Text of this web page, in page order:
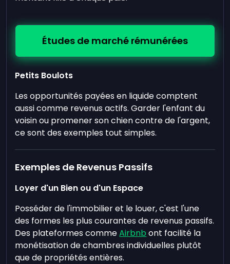
Études de marché rémunérées
Petits Boulots
Les opportunités payées en liquide comptent
aussi comme revenus actifs. Garder l'enfant du
voisin ou promener son chien contre de l'argent,
ce sont des exemples tout simples.
Exemples de Revenus Passifs
Loyer d'un Bien ou d'un Espace
Posséder de l'immobilier et le louer, c'est l'une
des formes les plus courantes de revenus passifs.
Des plateformes commeAirbnb ont facilité la
monétisation de chambres individuelles plutôt
que de propriétés entières.